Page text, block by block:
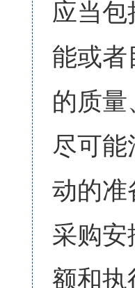
应当
能或
的质
尽可
动的
采购
额和